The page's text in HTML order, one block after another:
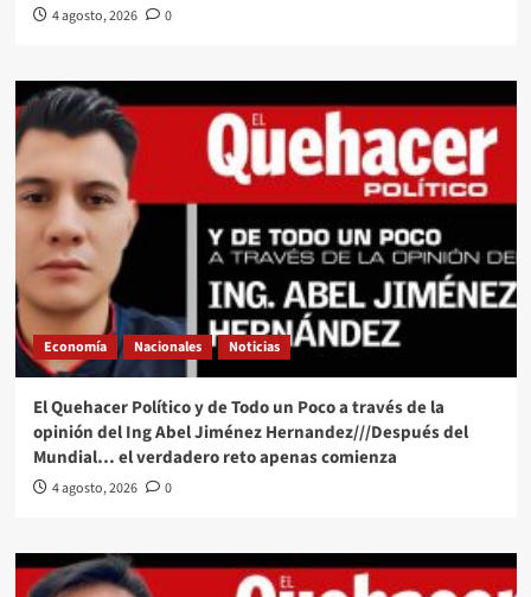
4 agosto, 2026 0
Economía Nacionales Noticias
El Quehacer Político y de Todo un Poco a través de la
opinión del Ing Abel Jiménez Hernandez///Después del
Mundial… el verdadero reto apenas comienza
4 agosto, 2026 0